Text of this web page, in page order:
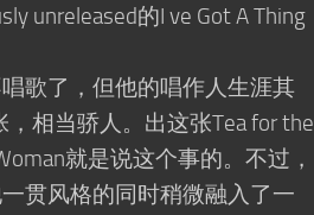
unreleased的I ve Got A Thing
歌了，但他的唱作人生涯其
相当骄人。出这张Tea for the
就是说这个事的。不过，
贯风格的同时稍微融入了一